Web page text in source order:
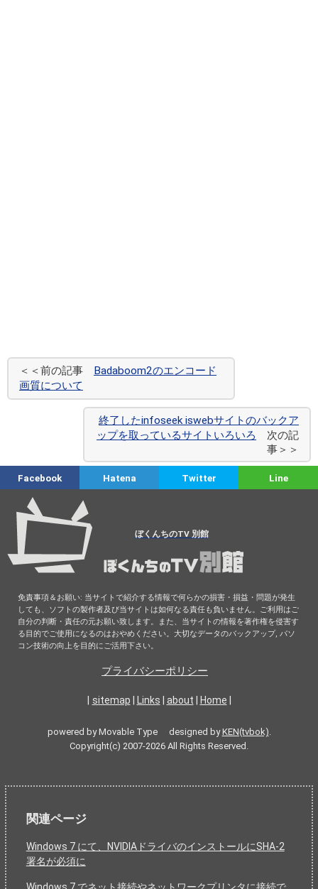
＜＜前の記事 Badaboom2のエンコード
画質について
終了したinfoseek iswebサイトのバックア
ップを取っているサイトいろいろ
次の記
事＞＞
Facebook Hatena Twitter Line
ぼくんちのTV 別館
免責事項＆お願い: 当サイトで紹介する情報で何らかの損害・損益・問題が発生
しても、ソフトの製作者及び当サイトは如何なる責任も負いません。ご利用はご
自分の判断・責任の元お願い致します。また、当サイトの情報を著作権を侵害す
る目的でご使用になるのはおやめください。大切なデータのバックアップ, パソ
コン技術の向上を目的にご活用下さい。
プライバシーポリシー
sitemap Links about Home
powered by Movable Type designed byKEN(tvbok)
Copyright(c) 2007-2026 All Rights Reserved.
関連ページ
Windows 7 にて、NVIDIAドライバのインストールにSHA-2
署名が必須に